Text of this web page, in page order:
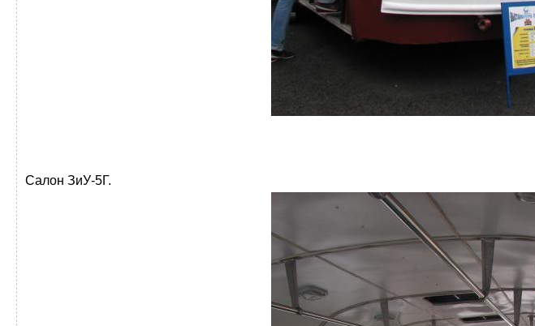
Салон ЗиУ-5Г.